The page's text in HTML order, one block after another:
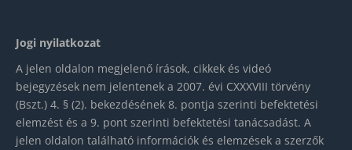
Jogi nyilatkozat
A jelen oldalon megjelenő írások, cikkek és videó
bejegyzések nem jelentenek a 2007. évi CXXXVIII törvény
(Bszt.) 4. § (2). bekezdésének 8. pontja szerinti befektetési
elemzést és a 9. pont szerinti befektetési tanácsadást. A
jelen oldalon található információk és elemzések a szerzők